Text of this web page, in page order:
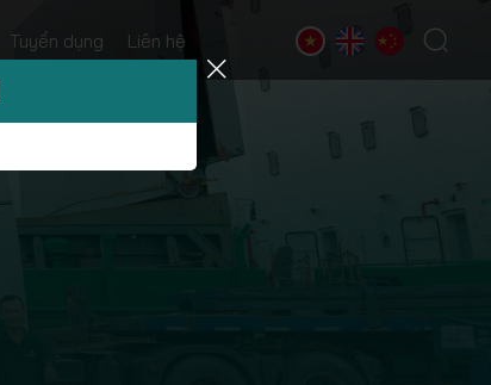
Tuyển dụng Liên hệ